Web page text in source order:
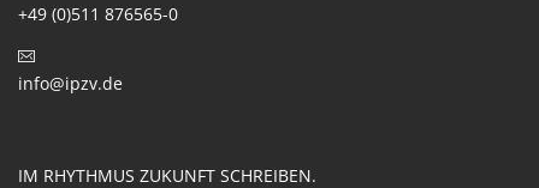
+49 (0)511 876565-0
info@ipzv.de
IM RHYTHMUS ZUKUNFT SCHREIBEN.